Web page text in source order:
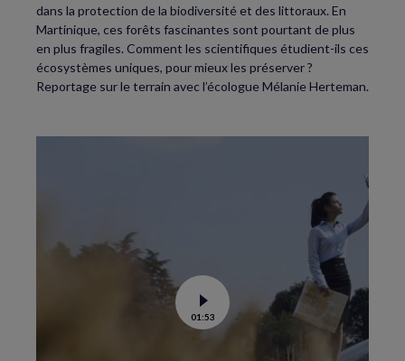
dans la protection de la biodiversité et des littoraux. En
Martinique, ces forêts fascinantes sont pourtant de plus
en plus fragiles. Comment les scientifiques étudient-ils ces
écosystèmes uniques, pour mieux les préserver ?
Reportage sur le terrain avec l’écologue Mélanie Herteman.
Voir
la
vidéo
01:53